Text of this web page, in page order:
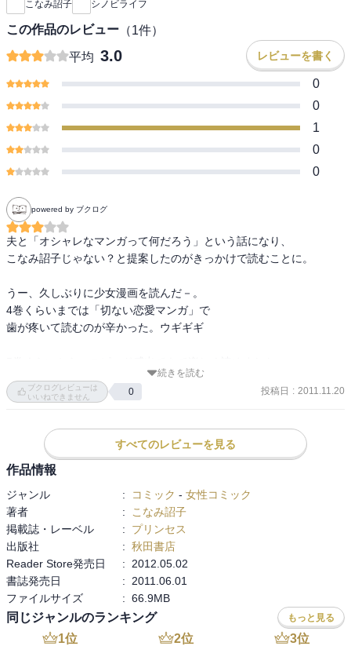
こなみ詔子 シノビライフ
この作品のレビュー （1件）
平均 3.0 レビューを書く
0
0
1
0
0
powered by ブクログ
夫と「オシャレなマンガって何だろう」という話になり、
こなみ詔子じゃない？と提案したのがきっかけで読むことに。
うー、久しぶりに少女漫画を読んだ－。
4巻くらいまでは「切ない恋愛マンガ」で
歯が疼いて読むのが辛かった。ウギギギ
こなみ先生の絵はやっぱり好きです。
続きを読む
ブクログレビューは
いいねできません
0 投稿日 : 2011.11.20
すべてのレビューを見る
作品情報
ジャンル : コミック - 女性コミック
著者
:
こなみ詔子
掲載誌・レーベル
:
プリンセス
出版社
: 秋田書店
Reader Store発売日
:
2012.05.02
書誌発売日
:
2011.06.01
ファイルサイズ
: 66.9MB
同じジャンルのランキング もっと見る
1位 2位 3位